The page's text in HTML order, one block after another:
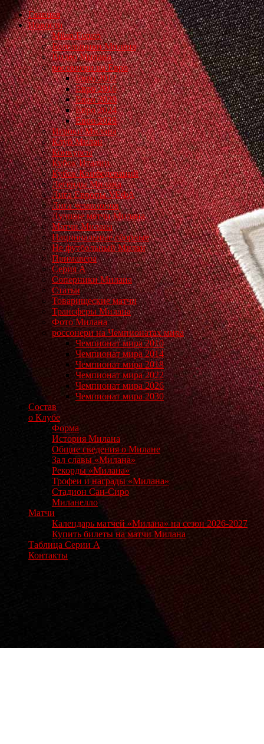
Главная
Новости
Milan Futuro
Болельщики Милана
Видео Милана
россонери на Евро
Евро 2012
Евро 2016
Евро 2020
Евро 2024
Евро 2028
Игроки Милана
Клуб Милан
Конкурсы
Кубок Италии
Кубок Конфедераций
Легенды Милана
Лига Европы УЕФА
Лига чемпионов
Лучшие матчи Милана
Матчи Милана
Национальные сборные
Не футбольный Милан
Примавера
Серия А
Соперники Милана
Статьи
Товарищеские матчи
Трансферы Милана
Фото Милана
россонери на Чемпионатах мира
Чемпионат мира 2010
Чемпионат мира 2014
Чемпионат мира 2018
Чемпионат мира 2022
Чемпионат мира 2026
Чемпионат мира 2030
Состав
о Клубе
Форма
История Милана
Общие сведения о Милане
Зал славы «Милана»
Рекорды «Милана»
Трофеи и награды «Милана»
Стадион Сан-Сиро
Миланелло
Матчи
Календарь матчей «Милана» на сезон 2026-2027
Купить билеты на матчи Милана
Таблица Серии А
Контакты